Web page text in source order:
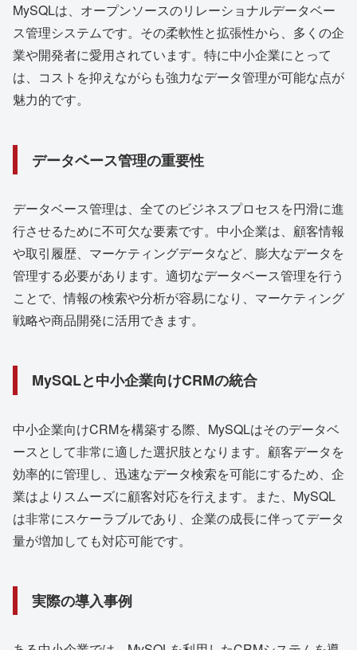
MySQLは、オープンソースのリレーショナルデータベー
ス管理システムです。その柔軟性と拡張性から、多くの企
業や開発者に愛用されています。特に中小企業にとって
は、コストを抑えながらも強力なデータ管理が可能な点が
魅力的です。
データベース管理の重要性
データベース管理は、全てのビジネスプロセスを円滑に進
行させるために不可欠な要素です。中小企業は、顧客情報
や取引履歴、マーケティングデータなど、膨大なデータを
管理する必要があります。適切なデータベース管理を行う
ことで、情報の検索や分析が容易になり、マーケティング
戦略や商品開発に活用できます。
MySQLと中小企業向けCRMの統合
中小企業向けCRMを構築する際、MySQLはそのデータベ
ースとして非常に適した選択肢となります。顧客データを
効率的に管理し、迅速なデータ検索を可能にするため、企
業はよりスムーズに顧客対応を行えます。また、MySQL
は非常にスケーラブルであり、企業の成長に伴ってデータ
量が増加しても対応可能です。
実際の導入事例